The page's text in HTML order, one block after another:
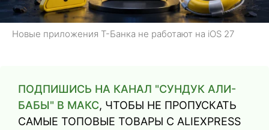
Новые приложения Т-Банка не работают на iOS 27
ПОДПИШИСЬ НА КАНАЛ "СУНДУК АЛИ-
БАБЫ" В МАКС, ЧТОБЫ НЕ ПРОПУСКАТЬ
САМЫЕ ТОПОВЫЕ ТОВАРЫ С ALIEXPRESS